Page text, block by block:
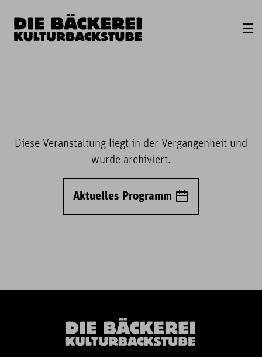
Diese Veranstaltung liegt in der Vergangenheit und
wurde archiviert.
Aktuelles Programm